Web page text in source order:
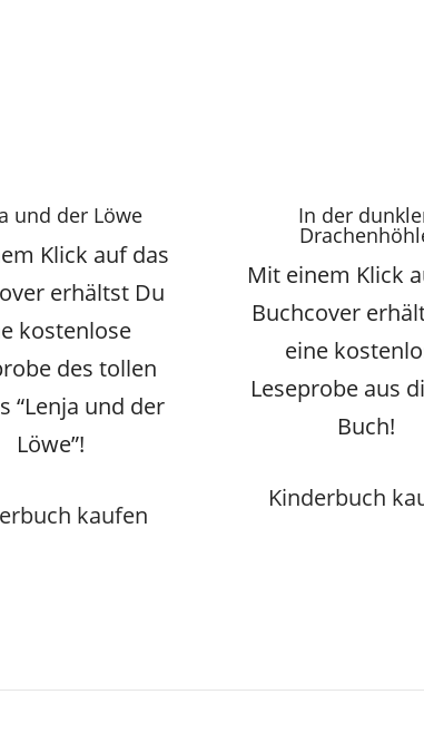
und der Löwe
Klick auf das
erhältst Du
kostenlose
des tollen
“Lenja und der
Löwe”!
kaufen
In der
Mit einem Klick
Buchcover
eine
Leseprobe aus
Buch!
Kinderbuch